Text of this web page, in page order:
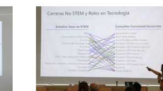
Adéntrate en el mundo de
la IA con Microsoft y
comienza tu camino hacia
una mejor empleabilidad